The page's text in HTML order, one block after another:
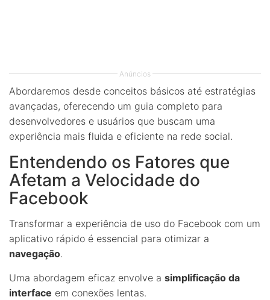
Anúncios
Abordaremos desde conceitos básicos até estratégias
avançadas, oferecendo um guia completo para
desenvolvedores e usuários que buscam uma
experiência mais fluida e eficiente na rede social.
Entendendo os Fatores que
Afetam a Velocidade do
Facebook
Transformar a experiência de uso do Facebook com um
aplicativo rápido é essencial para otimizar a
navegação.
Uma abordagem eficaz envolve a simplificação da
interface em conexões lentas.